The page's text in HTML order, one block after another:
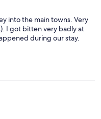
into the main towns. Very
I got bitten very badly at
during our stay.